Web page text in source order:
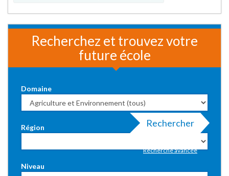
Recherchez et trouvez votre
future école
Domaine
Région
Niveau
Rechercher
Recherche avancée